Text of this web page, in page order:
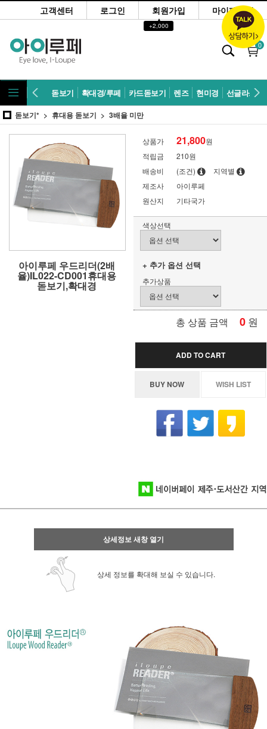
고객센터 로그인 회원가입
▲
+2,000
마이페이지
0
돋보기 확대경/루페 카드돋보기 렌즈 현미경 선글라스
돋보기* 휴대용 돋보기 3배율 미만
아이루페 우드리더(2배
율)IL022-CD001휴대용
돋보기,확대경
상품가 21,800원
적립금
210원
배송비
(조건)
지역별
제조사
아이루페
원산지
기타국가
색상선택
+ 추가 옵션 선택
추가상품
총 상품 금액 0 원
ADD TO CART
BUY NOW WISH LIST
상세정보 새창 열기
상세 정보를 확대해 보실 수 있습니다.